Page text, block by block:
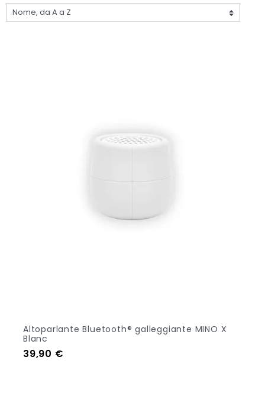
Altoparlante Bluetooth® galleggiante MINO X
Blanc
Prezzo
39,90 €